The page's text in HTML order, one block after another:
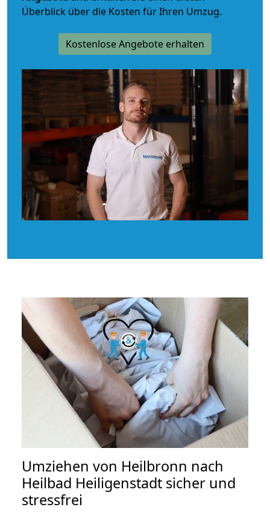
Überblick über die Kosten für Ihren Umzug.
Kostenlose Angebote erhalten
Umziehen von Heilbronn nach
Heilbad Heiligenstadt sicher und
stressfrei